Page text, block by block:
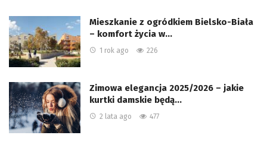
Mieszkanie z ogródkiem Bielsko-Biała
– komfort życia w…
1 rok ago 226
Zimowa elegancja 2025/2026 – jakie
kurtki damskie będą…
2 lata ago 477